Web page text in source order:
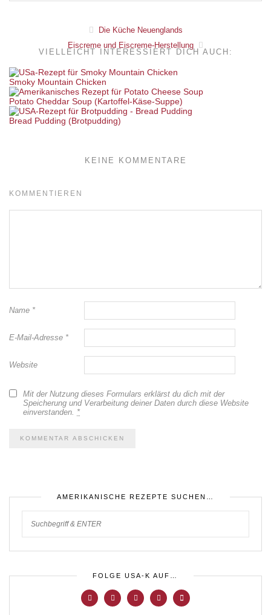
Die Küche Neuenglands
Eiscreme und Eiscreme-Herstellung
VIELLEICHT INTERESSIERT DICH AUCH:
Smoky Mountain Chicken
Potato Cheddar Soup (Kartoffel-Käse-Suppe)
Bread Pudding (Brotpudding)
KEINE KOMMENTARE
KOMMENTIEREN
Name *
E-Mail-Adresse *
Website
Mit der Nutzung dieses Formulars erklärst du dich mit der
Speicherung und Verarbeitung deiner Daten durch diese Website
einverstanden. *
AMERIKANISCHE REZEPTE SUCHEN…
FOLGE USA-K AUF…